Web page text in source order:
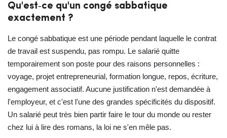
Qu'est‑ce qu'un congé sabbatique
exactement ?
Le congé sabbatique est une période pendant laquelle le contrat
de travail est suspendu, pas rompu. Le salarié quitte
temporairement son poste pour des raisons personnelles :
voyage, projet entrepreneurial, formation longue, repos, écriture,
engagement associatif. Aucune justification n'est demandée à
l'employeur, et c'est l'une des grandes spécificités du dispositif.
Un salarié peut très bien partir faire le tour du monde ou rester
chez lui à lire des romans, la loi ne s'en mêle pas.